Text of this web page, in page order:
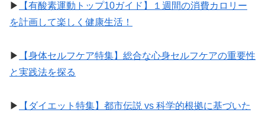
▶︎
【有酸素運動トップ10ガイド】１週間の消費カロリー
を計画して楽しく健康生活！
▶︎
【身体セルフケア特集】総合な心身セルフケアの重要性
と実践法を探る
▶︎
【ダイエット特集】都市伝説 vs 科学的根拠に基づいた